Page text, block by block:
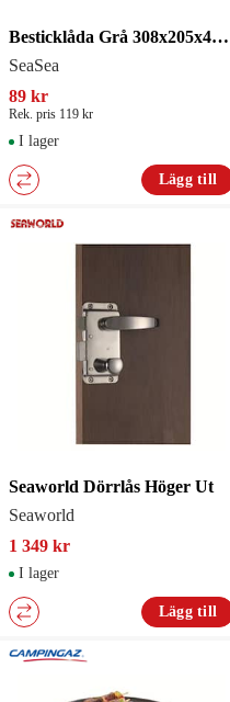
Besticklåda Grå 308x205x40mm
SeaSea
89 kr
Rek. pris 119 kr
I lager
Lägg till
Seaworld Dörrlås Höger Ut
Seaworld
1 349 kr
I lager
Lägg till